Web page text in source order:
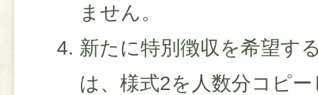
ません。
新たに特別徴収を希望す
は、様式2を人数分コピ